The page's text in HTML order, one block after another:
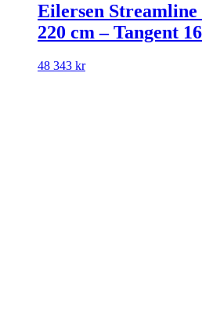
Eilersen Streamline
220 cm – Tangent 16
48 343 kr